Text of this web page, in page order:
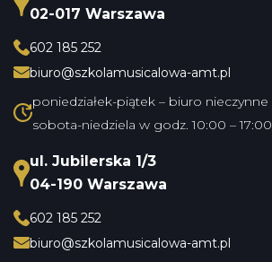
02-017 Warszawa
602 185 252
biuro@szkolamusicalowa-amt.pl
poniedziałek-piątek – biuro nieczynne
sobota-niedziela w godz. 10:00 – 17:00
ul. Jubilerska 1/3
04-190 Warszawa
602 185 252
biuro@szkolamusicalowa-amt.pl